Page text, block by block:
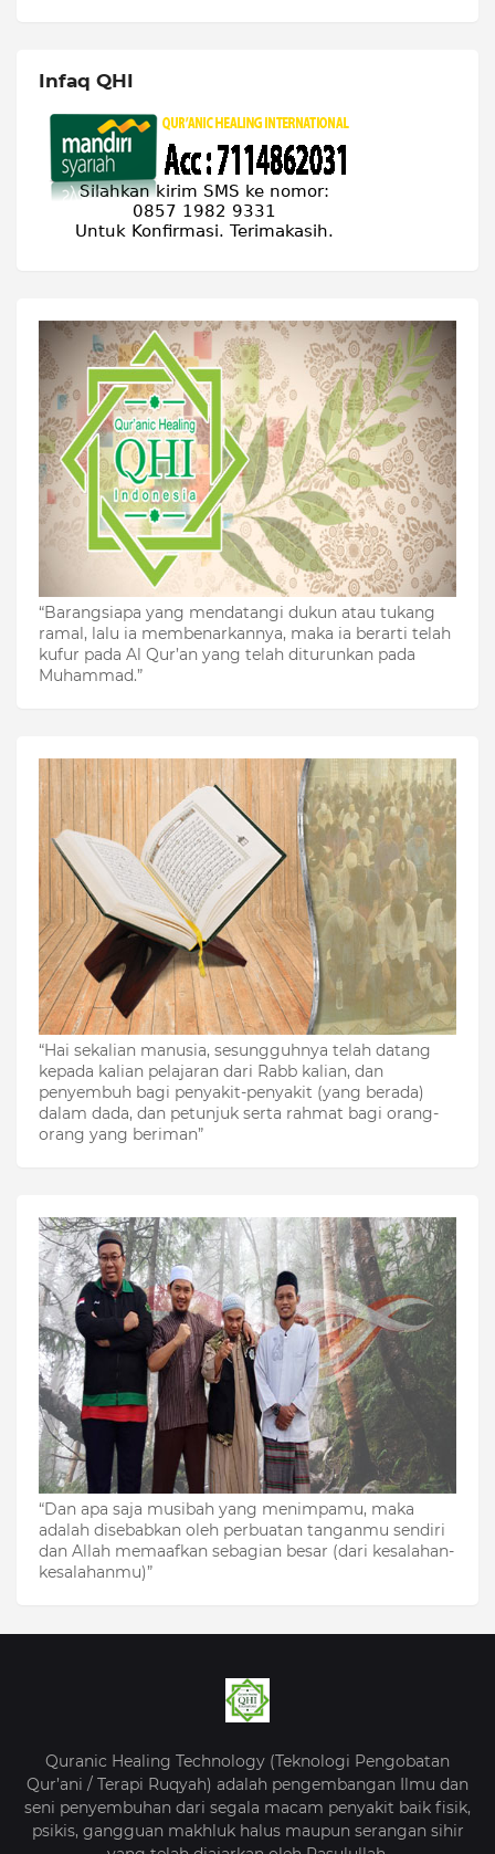
Infaq QHI
“Barangsiapa yang mendatangi dukun atau tukang
ramal, lalu ia membenarkannya, maka ia berarti telah
kufur pada Al Qur’an yang telah diturunkan pada
Muhammad.”
“Hai sekalian manusia, sesungguhnya telah datang
kepada kalian pelajaran dari Rabb kalian, dan
penyembuh bagi penyakit-penyakit (yang berada)
dalam dada, dan petunjuk serta rahmat bagi orang-
orang yang beriman”
“Dan apa saja musibah yang menimpamu, maka
adalah disebabkan oleh perbuatan tanganmu sendiri
dan Allah memaafkan sebagian besar (dari kesalahan-
kesalahanmu)”
Quranic Healing Technology (Teknologi Pengobatan
Qur’ani / Terapi Ruqyah) adalah pengembangan Ilmu dan
seni penyembuhan dari segala macam penyakit baik fisik,
psikis, gangguan makhluk halus maupun serangan sihir